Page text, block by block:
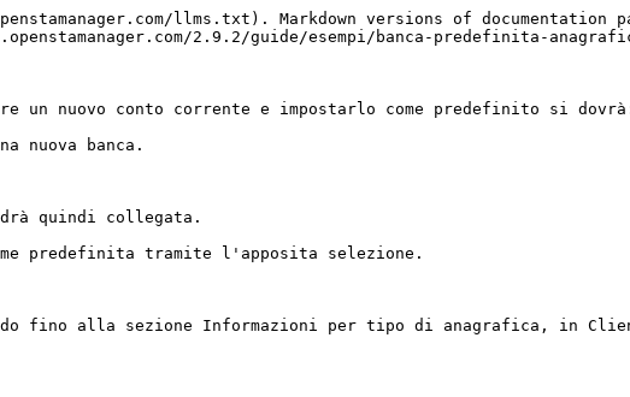
llms.txt). Markdown versions of documentation
2.9.2/guide/esempi/banca-predefinita-
nuovo conto corrente e impostarlo come predefinito si
nuova banca.
quindi collegata.
predefinita tramite l'apposita selezione.
fino alla sezione Informazioni per tipo di anagrafica, in